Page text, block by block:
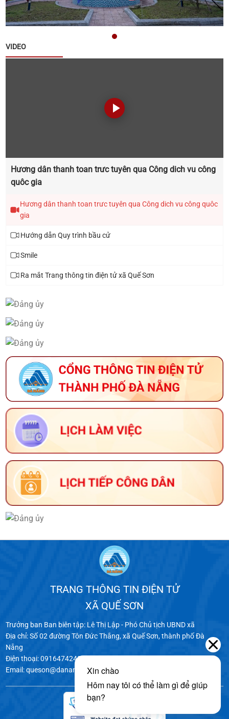
đồng nhân dân xã Quế Sơn khoá II, nhiệm kỳ 2026 -
2031
việc tại Văn phòng Đảng ủy xã Quế Sơn
Thông báo triển khai thực hiện Chiến dịch 90 ngày
Thông báo lịch tiếp công dân năm 2025 của đại
biểu HĐND xã khóa I, nhiệm kỳ 2021 - 2026
VIDEO
Hương dân thanh toan trưc tuyên qua Công dich vu công
quôc gia
Hương dân thanh toan trưc tuyên qua Công dich vu công quôc
gia
Hướng dẫn Quy trình bầu cử
Smile
Ra mắt Trang thông tin điện tử xã Quế Sơn
TRANG THÔNG TIN ĐIỆN TỬ
XÃ QUẾ SƠN
Trưởng ban Ban biên tập: Lê Thị Lập - Phó Chủ tịch UBND xã
Địa chỉ: Số 02 đường Tôn Đức Thắng, xã Quế Sơn, thành phố Đà
Nẵng
Điện thoại: 0916474240 - 0916745027
Email: queson@danang.gov.vn